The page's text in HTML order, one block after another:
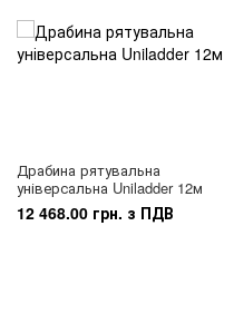
Драбина рятувальна
універсальна Uniladder 12м
12 468.00 грн. з ПДВ